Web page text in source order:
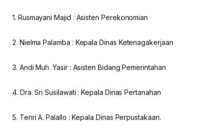
1. Rusmayani Majid : Asisten Perekonomian
2. Nielma Palamba : Kepala Dinas Ketenagakerjaan
3. Andi Muh. Yasir : Asisten Bidang Pemerintahan
4. Dra. Sri Susilawati : Kepala Dinas Pertanahan
5. Tenri A. Palallo : Kepala Dinas Perpustakaan.